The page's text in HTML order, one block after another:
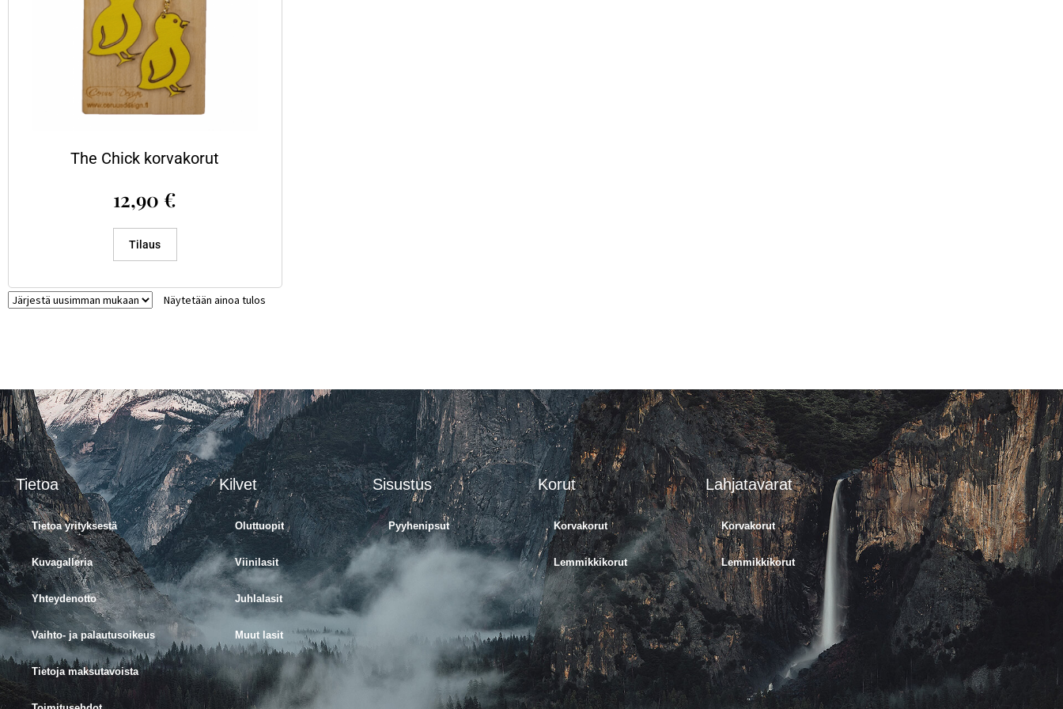
The Chick korvakorut
12,90€
Tilaus
Näytetään ainoa tulos
Tietoa
Tietoa yrityksestä
Kuvagalleria
Yhteydenotto
Vaihto- ja palautusoikeus
Tietoja maksutavoista
Kilvet
Oluttuopit
Viinilasit
Juhlalasit
Muut lasit
Sisustus
Pyyhenipsut
Korut
Korvakorut
Lemmikkikorut
Lahjatavarat
Korvakorut
Lemmikkikorut